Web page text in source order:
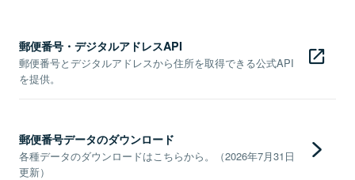
郵便番号・デジタルアドレスAPI
郵便番号とデジタルアドレスから住所を取得できる公式API
を提供。
郵便番号データのダウンロード
各種データのダウンロードはこちらから。（2026年7月31日
更新）